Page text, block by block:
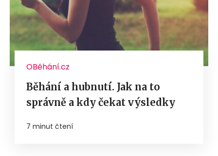
OBěhání.cz
Běhání a hubnutí. Jak na to
správně a kdy čekat výsledky
7 minut čtení